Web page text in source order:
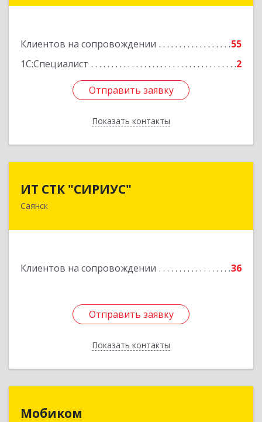
Клиентов на сопровождении
55
1С:Специалист
2
Отправить заявку
Показать контакты
Отправить заявку
Назад
ИТ СТК "СИРИУС"
Саянск
Клиентов на сопровождении 36
Отправить заявку
Показать контакты
666303, Иркутская обл, Саянск г, Юбилейный
Отправить заявку
Назад
Мобиком